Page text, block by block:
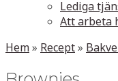
Lediga
Att arbeta
Hem» Recept»